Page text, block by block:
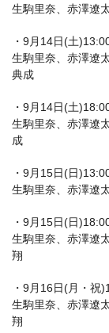
生駒里奈、赤澤遼
・9月14日(土
生駒里奈、赤澤遼
典成
・9月14日(土
生駒里奈、赤澤遼
成
・9月15日(日
生駒里奈、赤澤遼
・9月15日(日
生駒里奈、赤澤遼
翔
・9月16日(月・祝
生駒里奈、赤澤遼
翔